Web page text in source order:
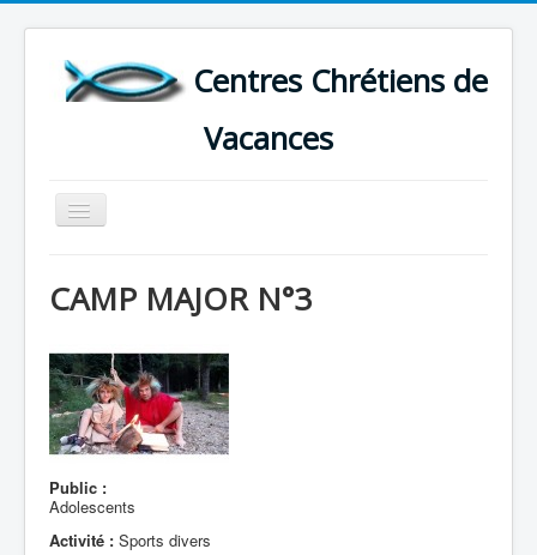
Centres Chrétiens de
Vacances
Basculer
la
CARTE DES CENTRES DE VACANCES .
LISTE DES SEJOURS DE VACANCES 2026
PLUS
CAMP MAJOR N°3
Public :
Adolescents
Activité : Sports divers